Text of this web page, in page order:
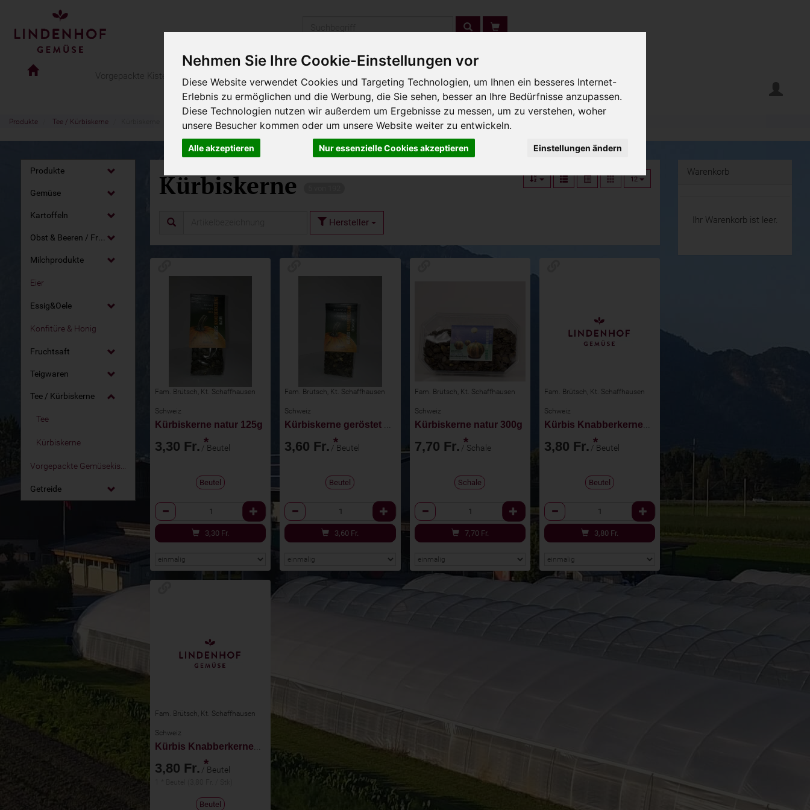
Nehmen Sie Ihre Cookie-Einstellungen vor
Diese Website verwendet Cookies und Targeting Technologien, um Ihnen ein besseres Internet-
Erlebnis zu ermöglichen und die Werbung, die Sie sehen, besser an Ihre Bedürfnisse anzupassen.
Diese Technologien nutzen wir außerdem um Ergebnisse zu messen, um zu verstehen, woher
unsere Besucher kommen oder um unsere Website weiter zu entwickeln.
Alle akzeptieren Nur essenzielle Cookies akzeptieren Einstellungen ändern
Lindenhof
Vorgepackte Kisten Anleitung Shop Liefergebiet
Produkte Tee / Kürbiskerne
Produkte
Gemüse
Kartoffeln
Obst & Beeren / Früchte / Nüsse
Milchprodukte
Eier
Essig&Oele
Konfitüre & Honig
Fruchtsaft
Teigwaren
Tee / Kürbiskerne
Tee
Kürbiskerne
Getreide
Kürbiskerne 12
Hersteller
Fam. Brütsch, Kt. Schaffhausen
Schweiz
Kürbiskerne natur 125g
3,30 Fr. *
/ Beutel
Beutel
Anzahl
3,30 Fr.
Fam. Brütsch, Kt. Schaffhausen
Schweiz
Kürbiskerne geröstet u. gesalzen 125g
3,60 Fr. *
/ Beutel
Beutel
Anzahl
3,60 Fr.
Fam. Brütsch, Kt. Schaffhausen
Schweiz
Kürbiskerne natur 300g
7,70 Fr. *
/ Schale
Schale
Anzahl
7,70 Fr.
Fam. Brütsch, Kt. Schaffhausen
Schweiz
Kürbis Knabberkernen chili 70g
3,80 Fr. *
/ Beutel
Beutel
Anzahl
3,80 Fr.
Fam. Brütsch, Kt. Schaffhausen
Schweiz
Kürbis Knabberkernen süss 70g
3,80 Fr. *
/ Beutel
Beutel
Warenkorb
Ihr Warenkorb ist leer.